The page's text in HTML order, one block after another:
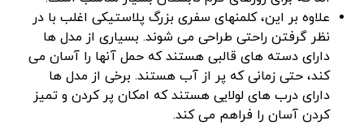
علاوه بر این، کلمنهای سفری بزرگ پلاستیکی اغلب با در
نظر گرفتن راحتی طراحی می شوند. بسیاری از مدل ها
دارای دسته های قالبی هستند که حمل آنها را آسان می
کند، حتی زمانی که پر از آب هستند. برخی از مدل ها
دارای درب های لولایی هستند که امکان پر کردن و تمیز
کردن آسان را فراهم می کند.